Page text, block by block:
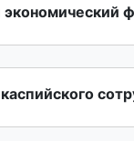
экономический